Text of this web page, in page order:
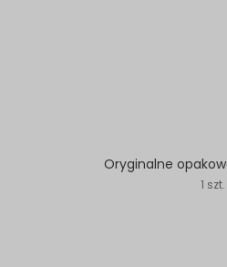
Oryginalne
1 szt.